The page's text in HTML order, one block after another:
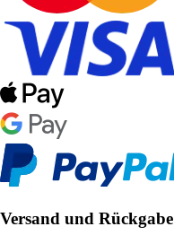
Versand und Rückgabe